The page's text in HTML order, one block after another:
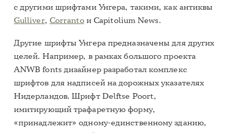
с другими шрифтами Унгера, такими, как антиквы
Gulliver, Corrantoи Capitolium News.
Другие шрифты Унгера предназначены для других
целей. Например, в рамках большого проекта
ANWB fonts дизайнер разработал комплекс
шрифтов для надписей на дорожных указателях
Нидерландов. Шрифт Delftse Poort,
имитирующий трафаретную форму,
«принадлежит» одному-единственному зданию,